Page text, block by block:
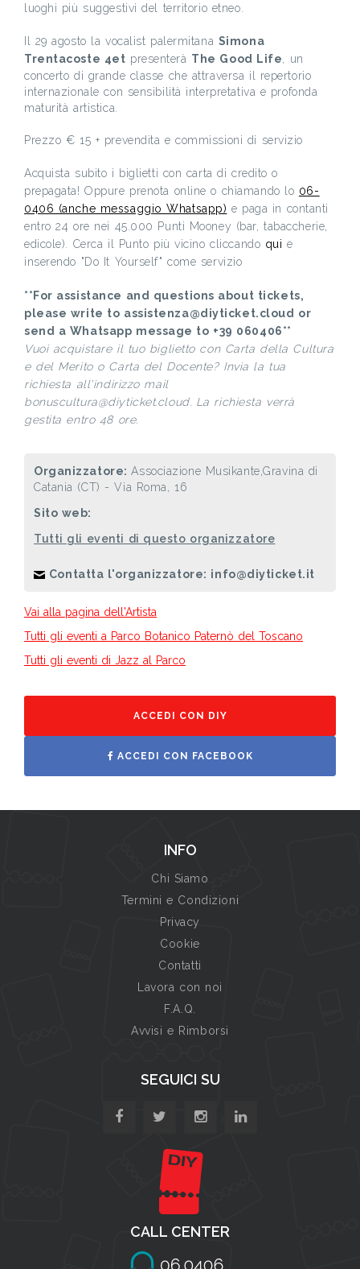
luoghi più suggestivi del territorio etneo.
Il 29 agosto la vocalist palermitana Simona
Trentacoste 4et presenterà The Good Life , un
concerto di grande classe che attraversa il repertorio
internazionale con sensibilità interpretativa e profonda
maturità artistica.
Prezzo € 15 + prevendita e commissioni di servizio
Acquista subito i biglietti con carta di credito o
prepagata! Oppure prenota online o chiamando lo 06-
0406 (anche messaggio Whatsapp) e paga in contanti
entro 24 ore nei 45.000 Punti Mooney (bar, tabaccherie,
edicole). Cerca il Punto più vicino cliccando qui e
inserendo "Do It Yourself" come servizio
**For assistance and questions about tickets,
please write to assistenza@diyticket.cloud or
send a Whatsapp message to +39 060406**
Vuoi acquistare il tuo biglietto con Carta della Cultura
e del Merito o Carta del Docente? Invia la tua
richiesta all'indirizzo mail
bonuscultura@diyticket.cloud. La richiesta verrà
gestita entro 48 ore.
Organizzatore:Associazione Musikante,Gravina di
Catania (CT) - Via Roma, 16
Sito web:
Tutti gli eventi di questo organizzatore
Contatta l'organizzatore: info@diyticket.it
Vai alla pagina dell'Artista
Tutti gli eventi a Parco Botanico Paternò del Toscano
Tutti gli eventi di Jazz al Parco
ACCEDI CON DIY
ACCEDI CON FACEBOOK
INFO
Chi Siamo
Termini e Condizioni
Privacy
Cookie
Contatti
Lavora con noi
F.A.Q.
Avvisi e Rimborsi
SEGUICI SU
CALL CENTER